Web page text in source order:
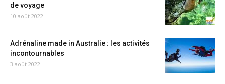
de voyage
10 août 2022
Adrénaline made in Australie : les activités
incontournables
3 août 2022